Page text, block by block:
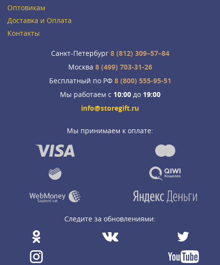
Оптовикам
Доставка и Оплата
Контакты
Санкт-Петербург8 (812) 309–57–84
Москва 8 (499) 703-31-26
Бесплатный по РФ8 (800) 555-95-51
Мы работаем с 10:00до 19:00
info@storegift.ru
Мы принимаем к оплате:
Следите за обновлениями: